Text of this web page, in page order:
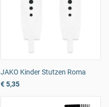
JAKO Kinder Stutzen Roma
€ 5,35